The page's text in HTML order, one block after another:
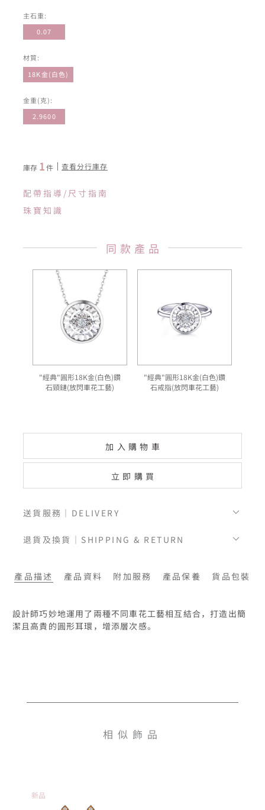
主石重:
0.07
材質:
18K金(白色)
金重(克):
2.9600
庫存 1件 查看分行庫存
配帶指導/尺寸指南
珠寶知識
同款產品
"經典"圓形18K金(白色)鑽
石頸鏈(放閃車花工藝)
"經典"圓形18K金(白色)鑽
石戒指(放閃車花工藝)
加入購物車
立即購買
送貨服務｜DELIVERY
退貨及換貨｜SHIPPING & RETURN
產品描述 產品資料 附加服務 產品保養 貨品包裝
設計師巧妙地運用了兩種不同車花工藝相互結合，打造出簡
潔且高貴的圓形耳環，增添層次感。
相似飾品
新品